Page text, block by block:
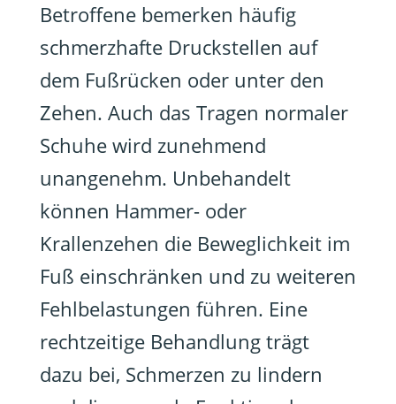
Betroffene bemerken häufig
schmerzhafte Druckstellen auf
dem Fußrücken oder unter den
Zehen. Auch das Tragen normaler
Schuhe wird zunehmend
unangenehm. Unbehandelt
können Hammer- oder
Krallenzehen die Beweglichkeit im
Fuß einschränken und zu weiteren
Fehlbelastungen führen. Eine
rechtzeitige Behandlung trägt
dazu bei, Schmerzen zu lindern